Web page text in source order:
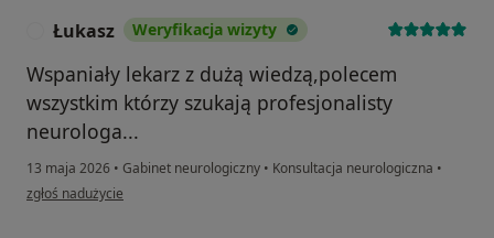
Łukasz Weryfikacja wizyty
Wspaniały lekarz z dużą wiedzą,polecem
wszystkim którzy szukają profesjonalisty
neurologa...
13 maja 2026 • Gabinet neurologiczny • Konsultacja neurologiczna •
w opinii użytkownika Łukasz
zgłoś nadużycie